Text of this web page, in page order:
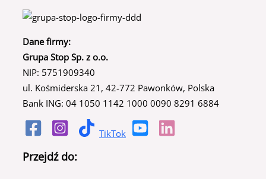
Dane firmy:
Grupa Stop Sp. z o.o.
NIP: 5751909340
ul. Kośmiderska 21, 42-772 Pawonków, Polska
Bank ING: 04 1050 1142 1000 0090 8291 6884
TikTok
Przejdź do: